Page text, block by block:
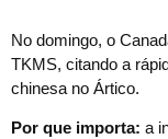
No domingo, o
TKMS, citando a
chinesa no Ártico.
Por que importa: a